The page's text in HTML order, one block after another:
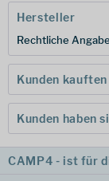
Hersteller
Rechtliche
Kunden
Kunden haben
CAMP4 - ist für